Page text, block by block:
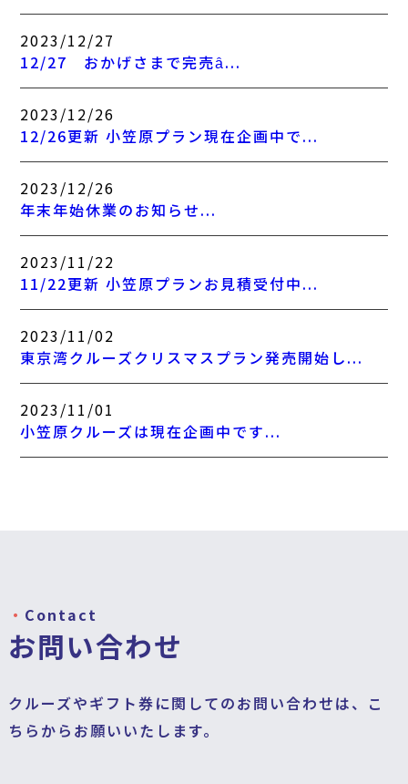
2023/12/27
12/27 おかげさまで完売ȃ...
2023/12/26
12/26更新 小笠原プラン現在企画中で...
2023/12/26
年末年始休業のお知らせ...
2023/11/22
11/22更新 小笠原プランお見積受付中...
2023/11/02
東京湾クルーズクリスマスプラン発売開始し...
2023/11/01
小笠原クルーズは現在企画中です...
Contact
お問い合わせ
クルーズやギフト券に関してのお問い合わせは、こ
ちらからお願いいたします。